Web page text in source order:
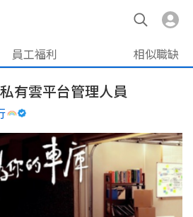
員工福利 相似職缺
有雲平台管理人員